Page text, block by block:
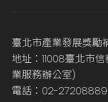
臺北市產業發展獎勵
地址：11008臺北市
業服務辦公室)
電話：02-